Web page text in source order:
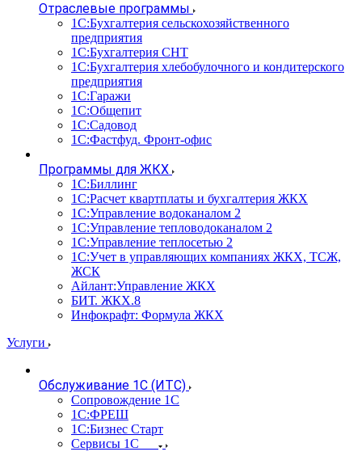
Отраслевые программы
1С:Бухгалтерия сельскохозяйственного
предприятия
1С:Бухгалтерия СНТ
1С:Бухгалтерия хлебобулочного и кондитерского
предприятия
1С:Гаражи
1С:Общепит
1С:Садовод
1С:Фастфуд. Фронт-офис
Программы для ЖКХ
1С:Биллинг
1С:Расчет квартплаты и бухгалтерия ЖКХ
1С:Управление водоканалом 2
1С:Управление тепловодоканалом 2
1С:Управление теплосетью 2
1С:Учет в управляющих компаниях ЖКХ, ТСЖ,
ЖСК
Айлант:Управление ЖКХ
БИТ. ЖКХ.8
Инфокрафт: Формула ЖКХ
Услуги
Обслуживание 1С (ИТС)
Сопровождение 1С
1С:ФРЕШ
1С:Бизнес Старт
Сервисы 1С